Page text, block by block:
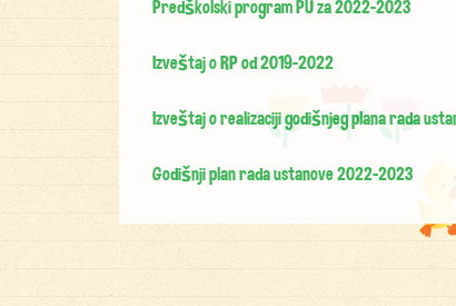
Predškolski program PU za 2022-2023
Izveštaj o RP od 2019-2022
Izveštaj o realizaciji godišnjeg plana rada
Godišnji plan rada ustanove 2022-2023